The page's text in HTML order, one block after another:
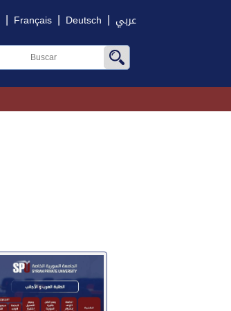
| Français | Deutsch | عربي